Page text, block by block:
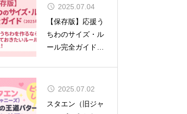
2025.07.04
【保存版】応援う
ちわのサイズ・ル
ール完全ガイド
2025.07.02
スタエン（旧ジャ